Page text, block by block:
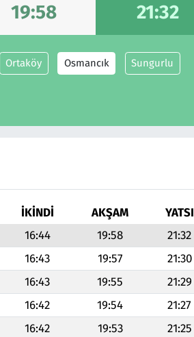
19:58 21:32
Ortaköy Osmancık Sungurlu
İKINDI AKŞAM
YATSI
16:44 19:58
21:32
16:43 19:57
21:30
16:43 19:55
21:29
16:42 19:54
21:27
16:42 19:53
21:25